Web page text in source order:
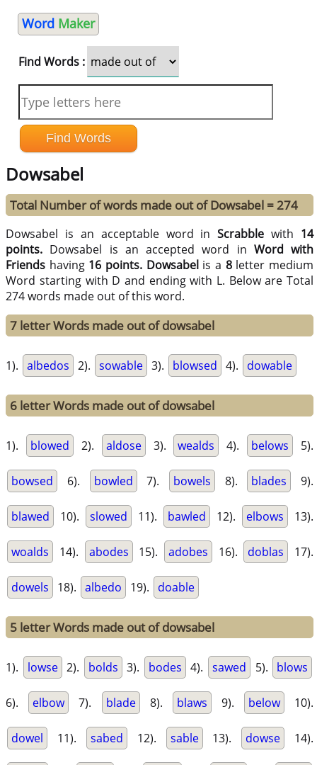
Word Maker
Find Words :
Dowsabel
Total Number of words made out of Dowsabel = 274
Dowsabel is an acceptable word inScrabble with 14
points. Dowsabel is an accepted word in Word with
Friends having 16 points. Dowsabelis a 8letter medium
Word starting with D and ending with L. Below are Total
274 words made out of this word.
7 letter Words made out of dowsabel
1). albedos 2). sowable 3). blowsed 4). dowable
6 letter Words made out of dowsabel
1). blowed 2). aldose 3). wealds 4). belows 5).
bowsed 6). bowled 7). bowels 8). blades 9).
blawed 10). slowed 11). bawled 12). elbows 13).
woalds 14). abodes 15). adobes 16). doblas 17).
dowels 18). albedo 19). doable
5 letter Words made out of dowsabel
1). lowse 2). bolds 3). bodes 4). sawed 5). blows
6). elbow 7). blade 8). blaws 9). below 10).
dowel 11). sabed 12). sable 13). dowse 14).